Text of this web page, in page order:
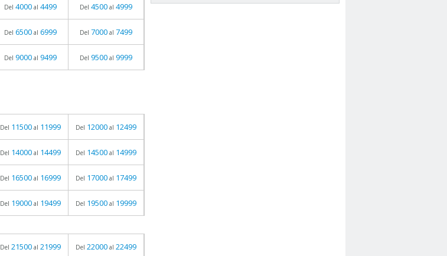
Del 4000 al 4499 Del 4500 al 4999
Del 6500 al 6999 Del 7000 al 7499
Del 9000 al 9499 Del 9500 al 9999
Del 11500 al 11999 Del 12000 al 12499
Del 14000 al 14499 Del 14500 al 14999
Del 16500 al 16999 Del 17000 al 17499
Del 19000 al 19499 Del 19500 al 19999
Del 21500 al 21999 Del 22000 al 22499